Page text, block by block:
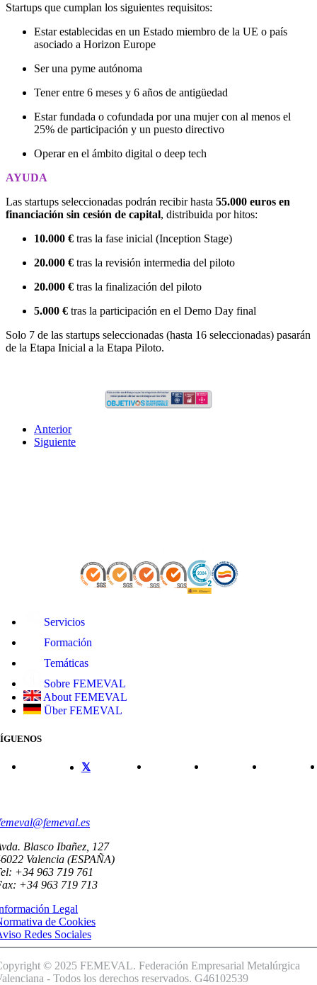
Startups que cumplan los siguientes requisitos:
Estar establecidas en un Estado miembro de la UE o país
asociado a Horizon Europe
Ser una pyme autónoma
Tener entre 6 meses y 6 años de antigüedad
Estar fundada o cofundada por una mujer con al menos el
25% de participación y un puesto directivo
Operar en el ámbito digital o deep tech
AYUDA
Las startups seleccionadas podrán recibir hasta 55.000 euros en
financiación sin cesión de capital, distribuida por hitos:
10.000 € tras la fase inicial (Inception Stage)
20.000 € tras la revisión intermedia del piloto
20.000 € tras la finalización del piloto
5.000 € tras la participación en el Demo Day final
Solo 7 de las startups seleccionadas (hasta 16 seleccionadas) pasarán
de la Etapa Inicial a la Etapa Piloto.
Anterior
Siguiente
Servicios
Formación
Temáticas
Sobre FEMEVAL
About FEMEVAL
Über FEMEVAL
Blasco Ibañez, 127
Valencia (ESPAÑA)
+34 963 719 761
+34 963 719 713
Legal
de Cookies
Redes Sociales
© 2025 FEMEVAL. Federación Empresarial Metalúrgica
- Todos los derechos reservados. G46102539